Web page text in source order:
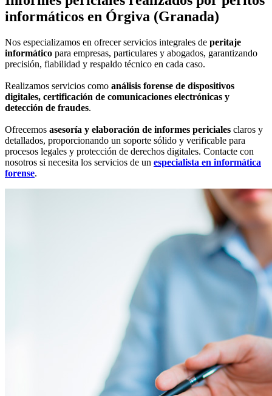
informáticos en Órgiva (Granada)
Nos especializamos en ofrecer servicios integrales de peritaje
informático para empresas, particulares y abogados, garantizando
precisión, fiabilidad y respaldo técnico en cada caso.
Realizamos servicios como análisis forense de dispositivos
digitales, certificación de comunicaciones electrónicas y
detección de fraudes.
Ofrecemos asesoría y elaboración de informes periciales claros y
detallados, proporcionando un soporte sólido y verificable para
procesos legales y protección de derechos digitales. Contacte con
nosotros si necesita los servicios de un especialista en informática
forense.